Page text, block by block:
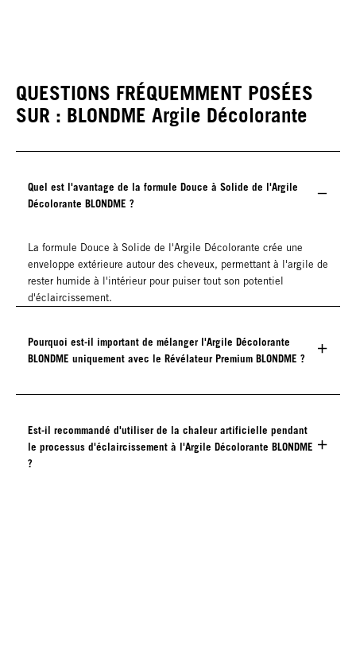
QUESTIONS FRÉQUEMMENT POSÉES
SUR : BLONDME Argile Décolorante
Quel est l'avantage de la formule Douce à Solide de l'Argile
Décolorante BLONDME ?
La formule Douce à Solide de l'Argile Décolorante crée une
enveloppe extérieure autour des cheveux, permettant à l'argile de
rester humide à l'intérieur pour puiser tout son potentiel
d'éclaircissement.
Pourquoi est-il important de mélanger l'Argile Décolorante
BLONDME uniquement avec le Révélateur Premium BLONDME ?
Est-il recommandé d'utiliser de la chaleur artificielle pendant
le processus d'éclaircissement à l'Argile Décolorante BLONDME
?